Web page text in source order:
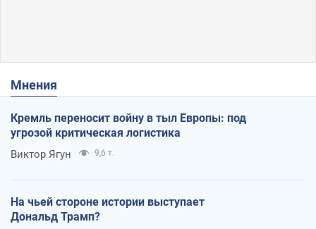
Мнения
Кремль переносит войну в тыл Европы: под
угрозой критическая логистика
Виктор Ягун 9,6 т.
На чьей стороне истории выступает
Дональд Трамп?